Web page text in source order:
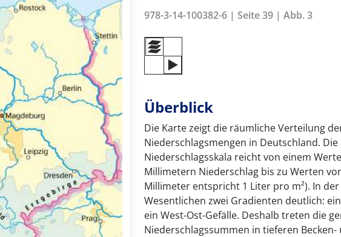
978-3-14-100382-6 | Seite 39 | Abb. 3
Überblick
Die Karte zeigt die räumliche Verteilung
Niederschlagsmengen in Deutschland.
Niederschlagsskala reicht von einem
Millimetern Niederschlag bis zu Werten
Millimeter entspricht 1 Liter pro m²). In
Wesentlichen zwei Gradienten deutlich:
ein West-Ost-Gefälle. Deshalb treten die
Niederschlagssummen in tieferen Becken-